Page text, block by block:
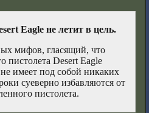
Eagle не летит в цель.
мифов, гласящий, что
пистолета Desert Eagle
имеет под собой никаких
суеверно избавляются от
пистолета.